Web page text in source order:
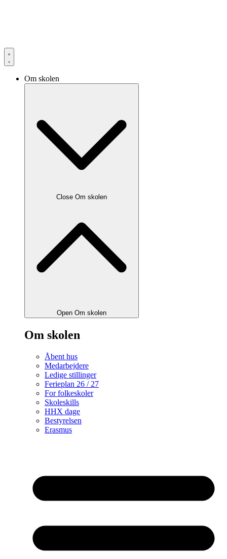
Om skolen
Close Om skolen
Open Om skolen
Om skolen
Åbent hus
Medarbejdere
Ledige stillinger
Ferieplan 26 / 27
For folkeskoler
Skoleskills
HHX dage
Bestyrelsen
Erasmus